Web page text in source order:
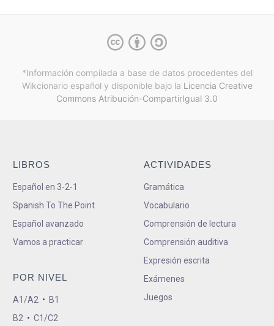
*Información compilada a base de datos procedentes del
Wikcionario español y disponible bajo la Licencia Creative
Commons Atribución-CompartirIgual 3.0
LIBROS
Español en 3-2-1
Spanish To The Point
Español avanzado
Vamos a practicar
POR NIVEL
A1/A2 • B1
B2 • C1/C2
ACTIVIDADES
Gramática
Vocabulario
Comprensión de lectura
Comprensión auditiva
Expresión escrita
Exámenes
Juegos